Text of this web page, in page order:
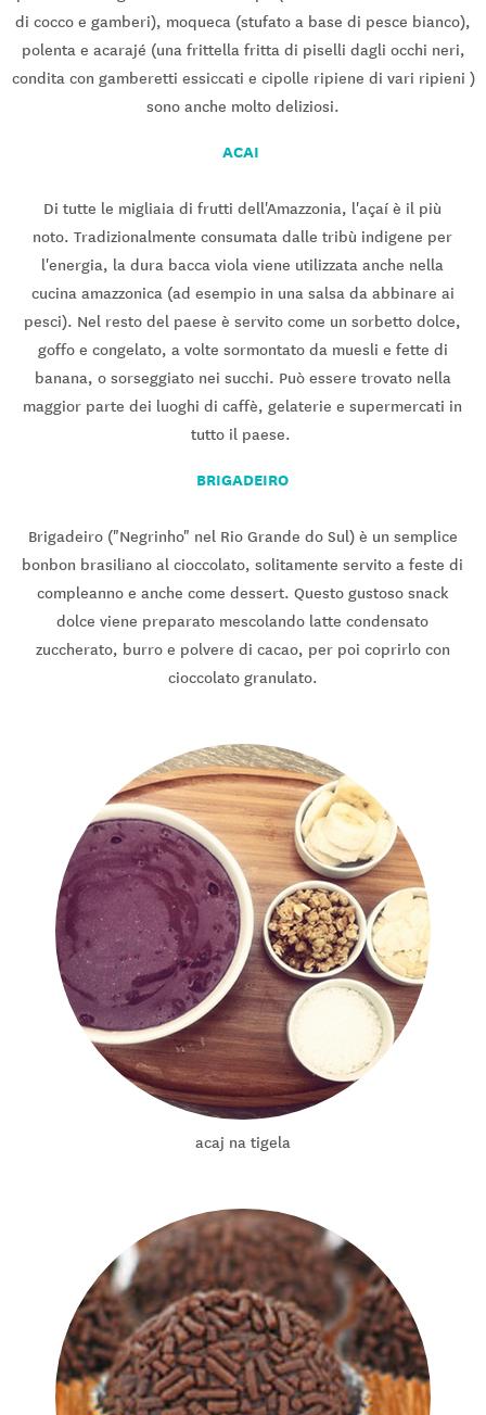
di cocco e gamberi), moqueca (stufato a base di pesce bianco),
polenta e acarajé (una frittella fritta di piselli dagli occhi neri,
condita con gamberetti essiccati e cipolle ripiene di vari ripieni )
sono anche molto deliziosi.
ACAI
Di tutte le migliaia di frutti dell'Amazzonia, l'açaí è il più
noto. Tradizionalmente consumata dalle tribù indigene per
l'energia, la dura bacca viola viene utilizzata anche nella
cucina amazzonica (ad esempio in una salsa da abbinare ai
pesci). Nel resto del paese è servito come un sorbetto dolce,
goffo e congelato, a volte sormontato da muesli e fette di
banana, o sorseggiato nei succhi. Può essere trovato nella
maggior parte dei luoghi di caffè, gelaterie e supermercati in
tutto il paese.
BRIGADEIRO
Brigadeiro ("Negrinho" nel Rio Grande do Sul) è un semplice
bonbon brasiliano al cioccolato, solitamente servito a feste di
compleanno e anche come dessert. Questo gustoso snack
dolce viene preparato mescolando latte condensato
zuccherato, burro e polvere di cacao, per poi coprirlo con
cioccolato granulato.
acaj na tigela